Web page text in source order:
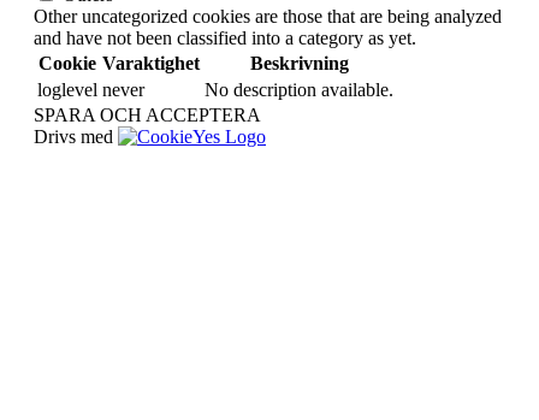
Other uncategorized cookies are those that are being analyzed
and have not been classified into a category as yet.
Cookie Varaktighet
Beskrivning
loglevel never
No description available.
SPARA OCH ACCEPTERA
Drivs med